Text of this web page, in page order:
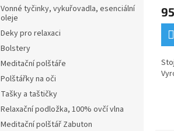
Vonné tyčinky, vykuřovadla, esenciální
oleje
Deky pro relaxaci
Bolstery
Meditační polštáře
Polštářky na oči
Tašky a taštičky
Relaxační podložka, 100% ovčí vlna
Meditační polštář Zabuton